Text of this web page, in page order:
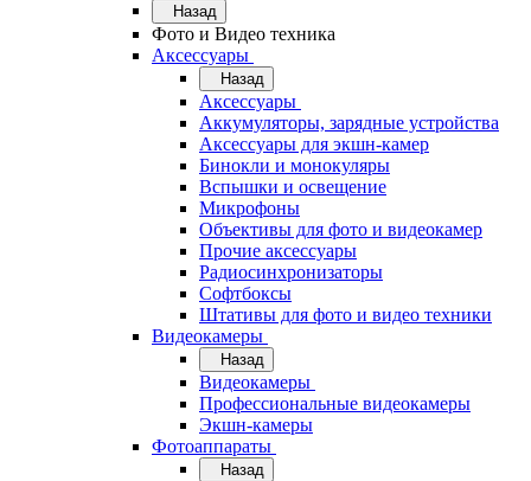
Назад
Фото и Видео техника
Аксессуары
Назад
Аксессуары
Аккумуляторы, зарядные устройства
Аксессуары для экшн-камер
Бинокли и монокуляры
Вспышки и освещение
Микрофоны
Объективы для фото и видеокамер
Прочие аксессуары
Радиосинхронизаторы
Софтбоксы
Штативы для фото и видео техники
Видеокамеры
Назад
Видеокамеры
Профессиональные видеокамеры
Экшн-камеры
Фотоаппараты
Назад